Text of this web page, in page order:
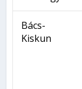
Bács-
Kiskun